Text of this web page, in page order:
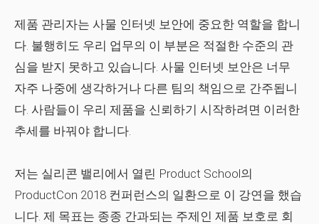
제품 관리자는 사물 인터넷 보안에 중요한 역할을 합니
다. 불행히도 우리 업무의 이 부분은 적절한 수준의 관
심을 받지 못하고 있습니다. 사물 인터넷 보안은 너무
자주 나중에 생각하거나 다른 팀의 책임으로 간주됩니
다. 사람들이 우리 제품을 신뢰하기 시작하려면 이러한
추세를 바꿔야 합니다.
저는 실리콘 밸리에서 열린 Product School의
ProductCon 2018 컨퍼런스의 일환으로 이 강연을 했습
니다. 제 목표는 종종 간과되는 주제인 제품 보호로 회